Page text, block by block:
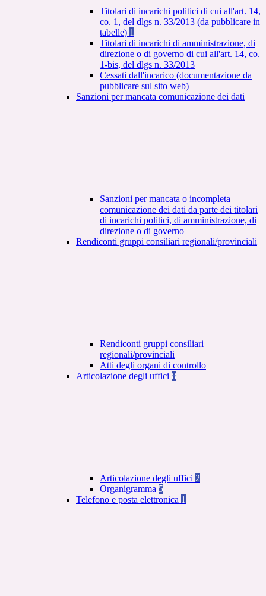
Titolari di incarichi politici di cui all'art. 14,
co. 1, del dlgs n. 33/2013 (da pubblicare in
tabelle) 1
Titolari di incarichi di amministrazione, di
direzione o di governo di cui all'art. 14, co.
1-bis, del dlgs n. 33/2013
Cessati dall'incarico (documentazione da
pubblicare sul sito web)
Sanzioni per mancata comunicazione dei dati
Sanzioni per mancata o incompleta
comunicazione dei dati da parte dei titolari
di incarichi politici, di amministrazione, di
direzione o di governo
Rendiconti gruppi consiliari regionali/provinciali
Rendiconti gruppi consiliari
regionali/provinciali
Atti degli organi di controllo
Articolazione degli uffici 8
Articolazione degli uffici 2
Organigramma 5
Telefono e posta elettronica 1